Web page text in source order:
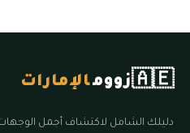
🇦🇪زوومالإمارات
دليلك الشامل لاكتشاف أجمل الوجهات